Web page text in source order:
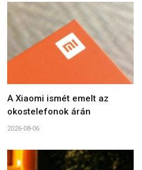
A Xiaomi ismét emelt az
okostelefonok árán
2026-08-06